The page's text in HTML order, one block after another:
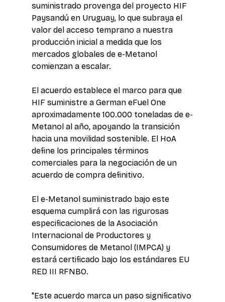
suministrado provenga del proyecto HIF
Paysandú en Uruguay, lo que subraya el
valor del acceso temprano a nuestra
producción inicial a medida que los
mercados globales de e-Metanol
comienzan a escalar.
El acuerdo establece el marco para que
HIF suministre a German eFuel One
aproximadamente 100.000 toneladas de e-
Metanol al año, apoyando la transición
hacia una movilidad sostenible. El HoA
define los principales términos
comerciales para la negociación de un
acuerdo de compra definitivo.
El e-Metanol suministrado bajo este
esquema cumplirá con las rigurosas
especificaciones de la Asociación
Internacional de Productores y
Consumidores de Metanol (IMPCA) y
estará certificado bajo los estándares EU
RED III RFNBO.
"Este acuerdo marca un paso significativo